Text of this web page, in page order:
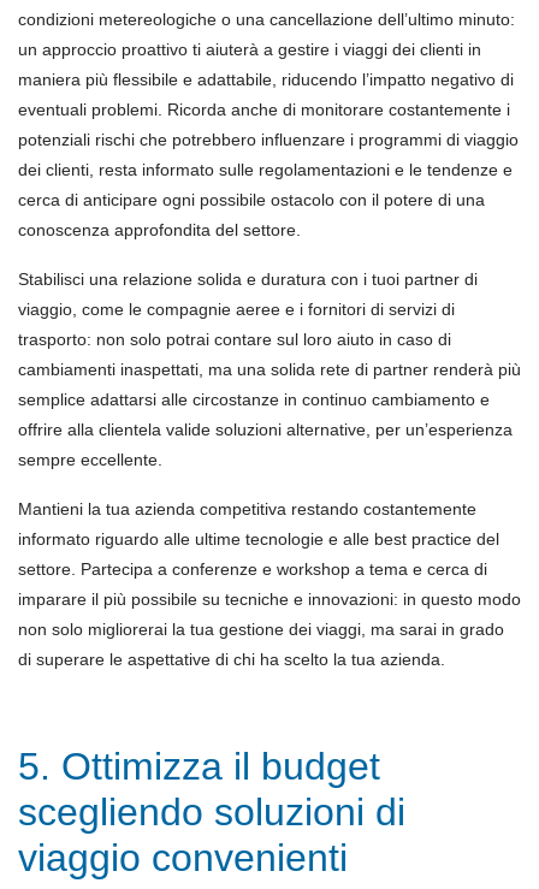
condizioni metereologiche o una cancellazione dell’ultimo minuto:
un approccio proattivo ti aiuterà a gestire i viaggi dei clienti in
maniera più flessibile e adattabile, riducendo l’impatto negativo di
eventuali problemi. Ricorda anche di monitorare costantemente i
potenziali rischi che potrebbero influenzare i programmi di viaggio
dei clienti, resta informato sulle regolamentazioni e le tendenze e
cerca di anticipare ogni possibile ostacolo con il potere di una
conoscenza approfondita del settore.
Stabilisci una relazione solida e duratura con i tuoi partner di
viaggio, come le compagnie aeree e i fornitori di servizi di
trasporto: non solo potrai contare sul loro aiuto in caso di
cambiamenti inaspettati, ma una solida rete di partner renderà più
semplice adattarsi alle circostanze in continuo cambiamento e
offrire alla clientela valide soluzioni alternative, per un’esperienza
sempre eccellente.
Mantieni la tua azienda competitiva restando costantemente
informato riguardo alle ultime tecnologie e alle best practice del
settore. Partecipa a conferenze e workshop a tema e cerca di
imparare il più possibile su tecniche e innovazioni: in questo modo
non solo migliorerai la tua gestione dei viaggi, ma sarai in grado
di superare le aspettative di chi ha scelto la tua azienda.
5. Ottimizza il budget
scegliendo soluzioni di
viaggio convenienti